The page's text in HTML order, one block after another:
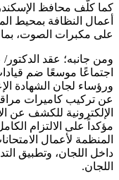
كما كلّف محافظ
أعمال النظافة بمحيط
على مكبرات الصوت، بما
ومن جانبه؛ عقد الدكتور/
اجتماعًا موسعًا ضم
ورؤساء لجان الشهادة
عن تركيب كاميرات
الإلكترونية للكشف عن
مؤكداً على الالتزام
المنظمة لأعمال
داخل اللجان، وتطبيق
اللجان.